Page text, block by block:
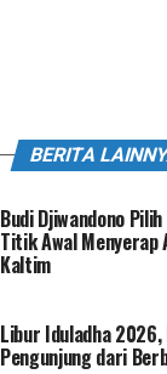
BERITA
Budi Djiwandono
Titik Awal
Kaltim
Libur Iduladha 2026,
Pengunjung dari